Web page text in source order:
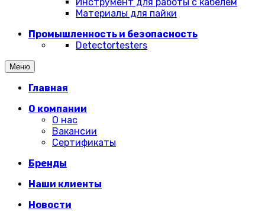
Материалы для пайки
Промышленность и безопасность
Detectortesters
Меню
Главная
О компании
О нас
Вакансии
Сертификаты
Бренды
Наши клиенты
Новости